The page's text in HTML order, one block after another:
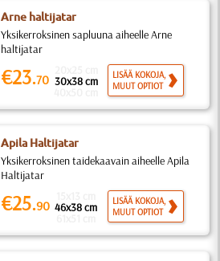
Arne haltijatar
Yksikerroksinen sapluuna aiheelle Arne
haltijatar
€23.70 30x38 cm
LISÄÄ KOKOJA,
MUUT OPTIOT
Apila Haltijatar
Yksikerroksinen taidekaavain aiheelle Apila
Haltijatar
€25.90 46x38 cm
LISÄÄ KOKOJA,
MUUT OPTIOT